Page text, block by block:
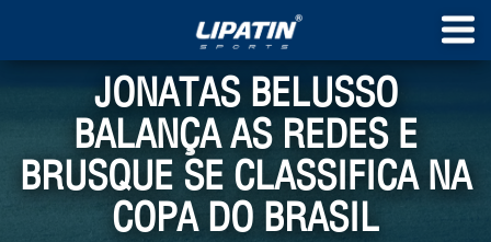
JONATAS BELUSSO
BALANÇA AS REDES E
BRUSQUE SE CLASSIFICA NA
COPA DO BRASIL